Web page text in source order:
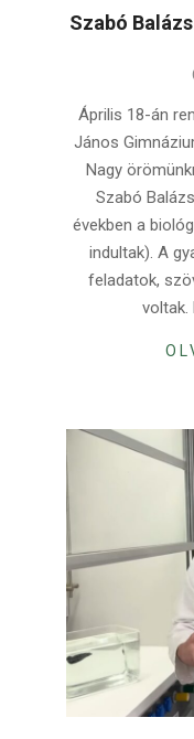
Szabó
04-
Április 18-án
János
Nagy
Szabó
években a
indultak). A
feladatok,
voltak.